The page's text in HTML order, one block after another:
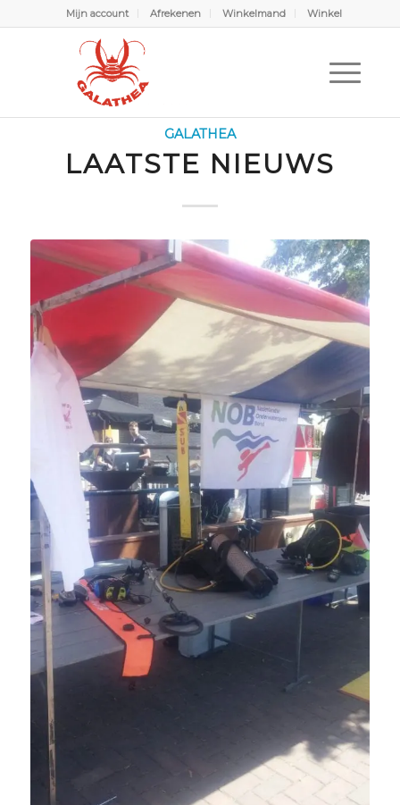
Mijn account Afrekenen Winkelmand Winkel
Scubabubbels
U bevindt zich hier: Home
Laatste Nieuws
GALATHEA
LAATSTE NIEUWS